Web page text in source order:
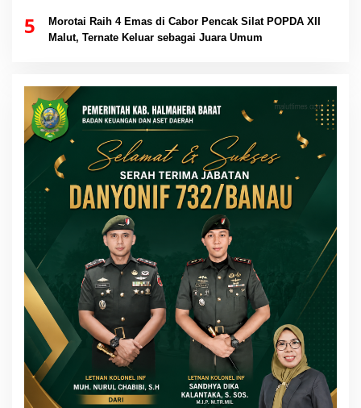
5
Morotai Raih 4 Emas di Cabor Pencak Silat POPDA XII
Malut, Ternate Keluar sebagai Juara Umum